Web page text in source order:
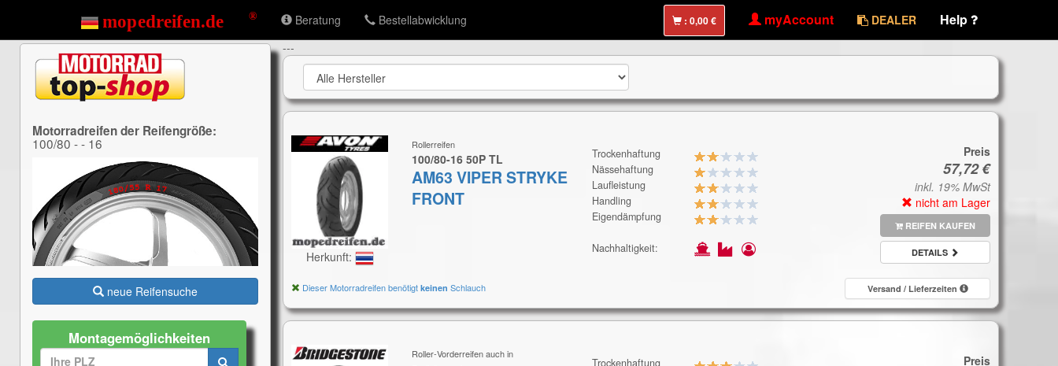
Beratung Bestellabwicklung : myAccount DEALER Help
Motorradreifen der Reifengröße:
100/80 - - 16
neue Reifensuche
Montagemöglichkeiten
---
Herkunft:
Rollerreifen
100/80-16 50P TL
AM63 VIPER STRYKE
FRONT
Trockenhaftung
Nässehaftung
Laufleistung
Handling
Eigendämpfung
Nachhaltigkeit:
Preis
inkl. 19% MwSt
nicht am Lager
REIFEN KAUFEN
DETAILS
Dieser Motorradreifen benötigt keinen Schlauch Versand / Lieferzeiten
Roller-Vorderreifen auch in
Trockenhaftung
Preis